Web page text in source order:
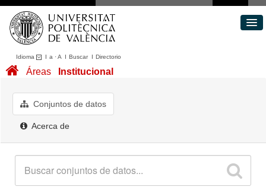
Idioma I a ·A I BuscarI Directorio
Conjuntos de datos
Acerca de
Áreas Institucional
Conjuntos de datos
Acerca de